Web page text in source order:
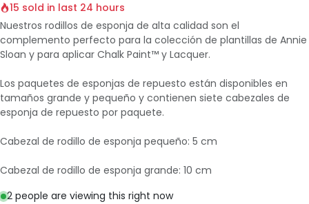
15 sold in last 24 hours
Nuestros rodillos de esponja de alta calidad son el
complemento perfecto para la colección de plantillas de Annie
Sloan y para aplicar Chalk Paint™ y Lacquer.
Los paquetes de esponjas de repuesto están disponibles en
tamaños grande y pequeño y contienen siete cabezales de
esponja de repuesto por paquete.
Cabezal de rodillo de esponja pequeño: 5 cm
Cabezal de rodillo de esponja grande: 10 cm
2 people are viewing this right now